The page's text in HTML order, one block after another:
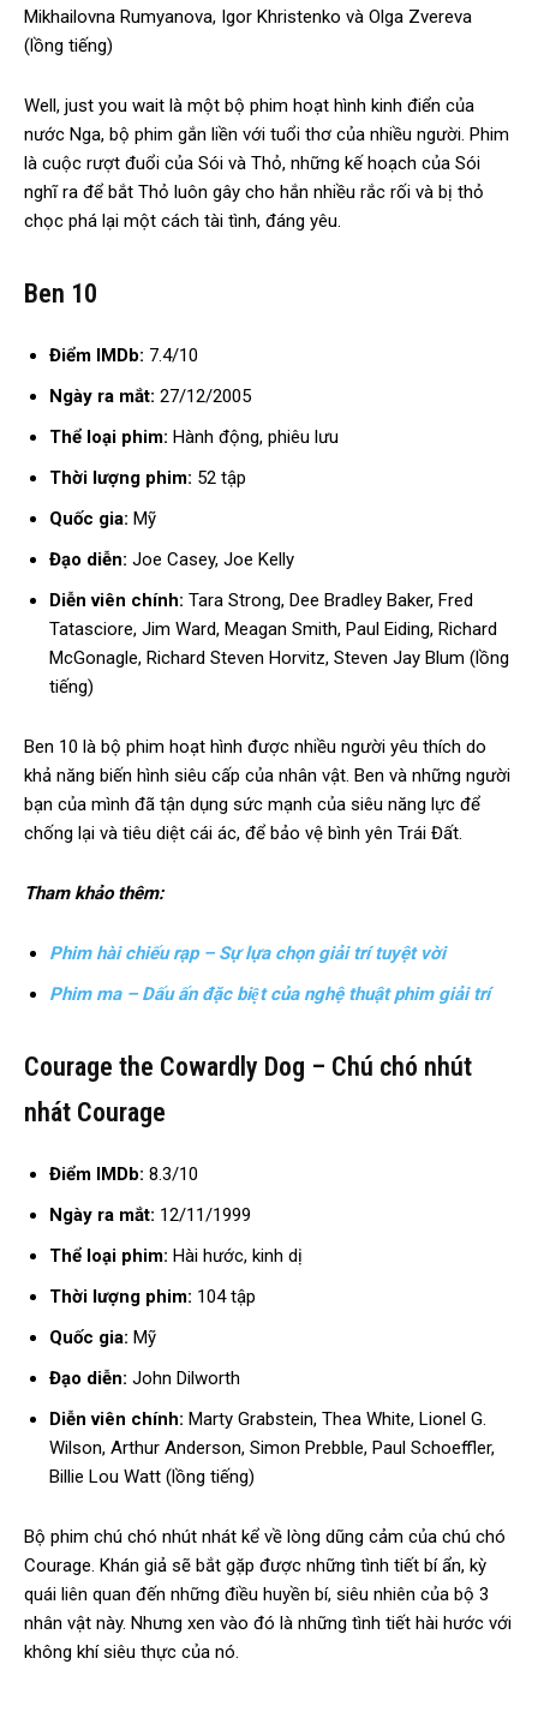
Mikhailovna Rumyanova, Igor Khristenko và Olga Zvereva
(lồng tiếng)
Well, just you wait là một bộ phim hoạt hình kinh điển của
nước Nga, bộ phim gắn liền với tuổi thơ của nhiều người. Phim
là cuộc rượt đuổi của Sói và Thỏ, những kế hoạch của Sói
nghĩ ra để bắt Thỏ luôn gây cho hắn nhiều rắc rối và bị thỏ
chọc phá lại một cách tài tình, đáng yêu.
Ben 10
Điểm IMDb: 7.4/10
Ngày ra mắt: 27/12/2005
Thể loại phim: Hành động, phiêu lưu
Thời lượng phim: 52 tập
Quốc gia: Mỹ
Đạo diễn: Joe Casey, Joe Kelly
Diễn viên chính: Tara Strong, Dee Bradley Baker, Fred
Tatasciore, Jim Ward, Meagan Smith, Paul Eiding, Richard
McGonagle, Richard Steven Horvitz, Steven Jay Blum (lồng
tiếng)
Ben 10 là bộ phim hoạt hình được nhiều người yêu thích do
khả năng biến hình siêu cấp của nhân vật. Ben và những người
bạn của mình đã tận dụng sức mạnh của siêu năng lực để
chống lại và tiêu diệt cái ác, để bảo vệ bình yên Trái Đất.
Tham khảo thêm:
Phim hài chiếu rạp – Sự lựa chọn giải trí tuyệt vời
Phim ma – Dấu ấn đặc biệt của nghệ thuật phim giải trí
Courage the Cowardly Dog – Chú chó nhút
nhát Courage
Điểm IMDb: 8.3/10
Ngày ra mắt: 12/11/1999
Thể loại phim: Hài hước, kinh dị
Thời lượng phim: 104 tập
Quốc gia: Mỹ
Đạo diễn: John Dilworth
Diễn viên chính: Marty Grabstein, Thea White, Lionel G.
Wilson, Arthur Anderson, Simon Prebble, Paul Schoeffler,
Billie Lou Watt (lồng tiếng)
Bộ phim chú chó nhút nhát kể về lòng dũng cảm của chú chó
Courage. Khán giả sẽ bắt gặp được những tình tiết bí ẩn, kỳ
quái liên quan đến những điều huyền bí, siêu nhiên của bộ 3
nhân vật này. Nhưng xen vào đó là những tình tiết hài hước với
không khí siêu thực của nó.